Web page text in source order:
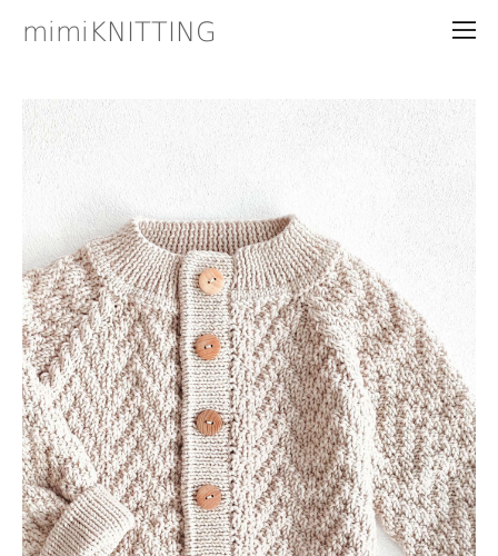
mimiKNITTING